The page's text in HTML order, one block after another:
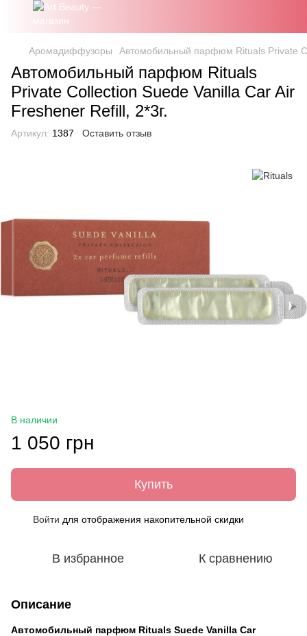
Аромадиффузоры Автомобильный парфюм Rituals Private
Автомобильный парфюм Rituals
Private Collection Suede Vanilla Car Air
Freshener Refill, 2*3г.
Артикул: 1387 Оставить отзыв
В наличии
1 050 грн
Купить
Войти для отображения накопительной скидки
В избранное К сравнению
Описание
Автомобильный парфюм Rituals Suede Vanilla Car